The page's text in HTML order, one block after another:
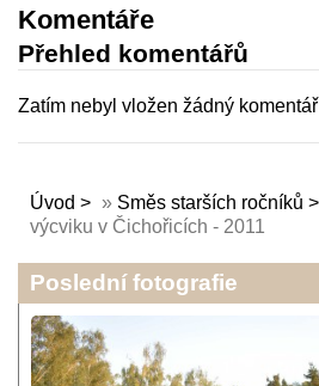
Komentáře
Přehled komentářů
Zatím nebyl vložen žádný komentář
Úvod » Směs starších ročníků
výcviku v Čichořicích - 2011
Poslední fotografie